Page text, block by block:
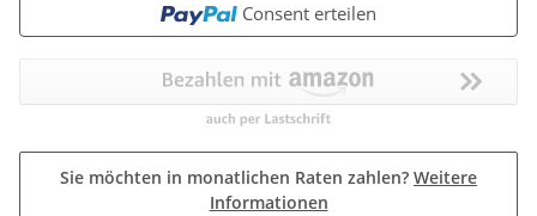
Consent erteilen
Sie möchten in monatlichen Raten zahlen? Weitere
Informationen